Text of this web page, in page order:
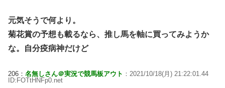
元気そうで何より。
菊花賞の予想も載るなら、推し馬を軸に買ってみようか
な。自分疫病神だけど
206： 名無しさん＠実況で競馬板アウト ：2021/10/18(月) 21:22:01.44
ID:FOTtHNFp0.net